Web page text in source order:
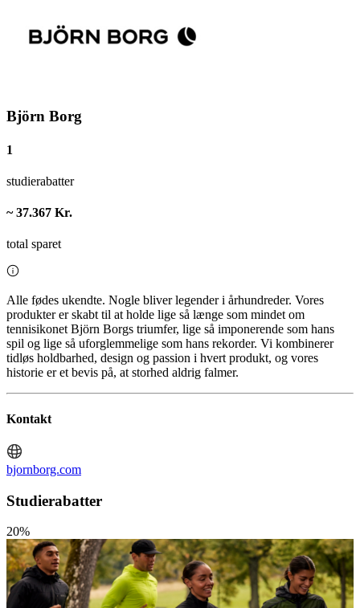
Björn Borg
1
studierabatter
~ 37.367 Kr.
total sparet
Alle fødes ukendte. Nogle bliver legender i århundreder. Vores
produkter er skabt til at holde lige så længe som mindet om
tennisikonet Björn Borgs triumfer, lige så imponerende som hans
spil og lige så uforglemmelige som hans rekorder. Vi kombinerer
tidløs holdbarhed, design og passion i hvert produkt, og vores
historie er et bevis på, at storhed aldrig falmer.
Kontakt
bjornborg.com
Studierabatter
20%